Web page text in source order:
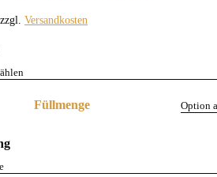
zzgl. Versandkosten
Füllmenge